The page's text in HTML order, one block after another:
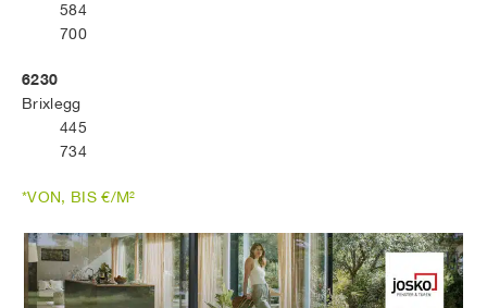
584
700
6230
Brixlegg
445
734
*VON, BIS €/M²